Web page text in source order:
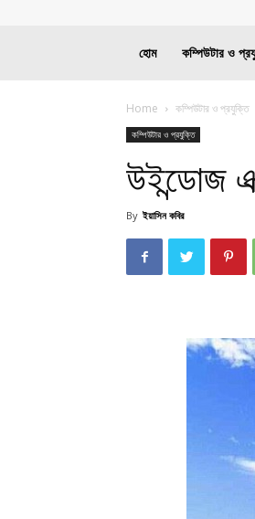
হোম কম্পিউটার ও
Home কম্পিউটার ও প্রযুক্তি
কম্পিউটার ও প্রযুক্তি
উইন্ডোজ
By ইয়াসিন কবির